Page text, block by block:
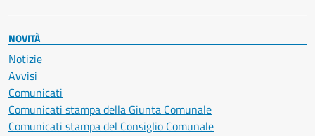
NOVITÀ
Notizie
Avvisi
Comunicati
Comunicati stampa della Giunta Comunale
Comunicati stampa del Consiglio Comunale